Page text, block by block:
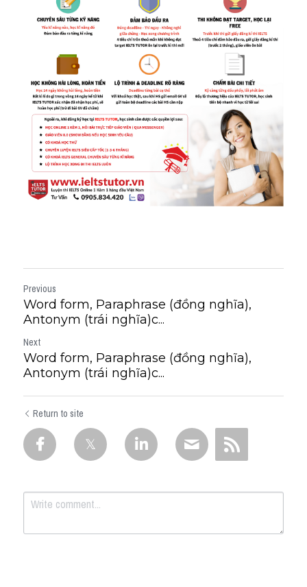
Previous
Word form, Paraphrase (đồng nghĩa),
Antonym (trái nghĩa)c...
Next
Word form, Paraphrase (đồng nghĩa),
Antonym (trái nghĩa)c...
Return to site